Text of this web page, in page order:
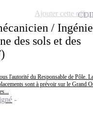
/
des sols et des
l'autorité du Responsable de Pôle.
sont à prévoir sur le Grand
CDI
Ajouter cette offre